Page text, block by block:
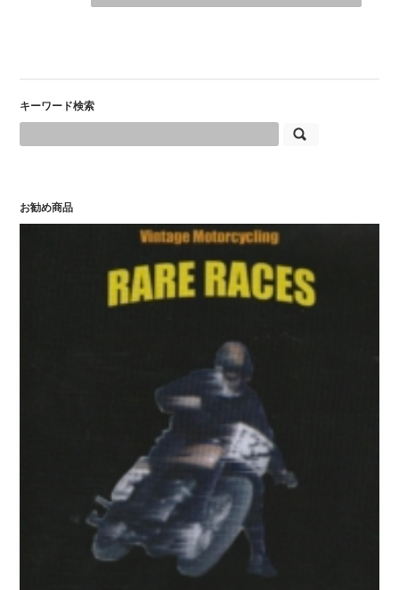
キーワード検索
お勧め商品